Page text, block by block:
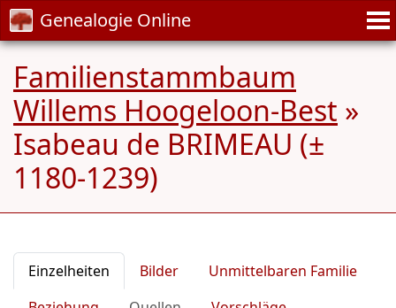
Genealogie Online
Familienstammbaum
Willems Hoogeloon-Best »
Isabeau de BRIMEAU (±
1180-1239)
Einzelheiten Bilder
Unmittelbaren Familie